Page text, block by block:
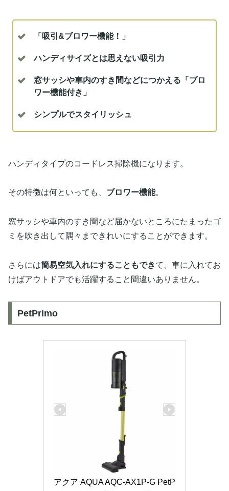
「吸引&ブロワー機能！」
ハンディサイズとは思えない吸引力
窓サッシや車内のすき間などにつかえる「ブロ
ワー機能付き」
シンプルでスタイリッシュ
ハンディタイプのコードレス掃除機になります。
その特徴は何といっても、 ブロワー機能。
窓サッシや車内のすき間など届かないところにたまったゴ
ミを吹き出して隅々まできれいにすることができます。
さらには簡易空気入れにすることもできて、車に入れてお
けばアウトドアでも活躍すること間違いありません。
PetPrimo
アクア AQUA AQC-AX1P-G PetP